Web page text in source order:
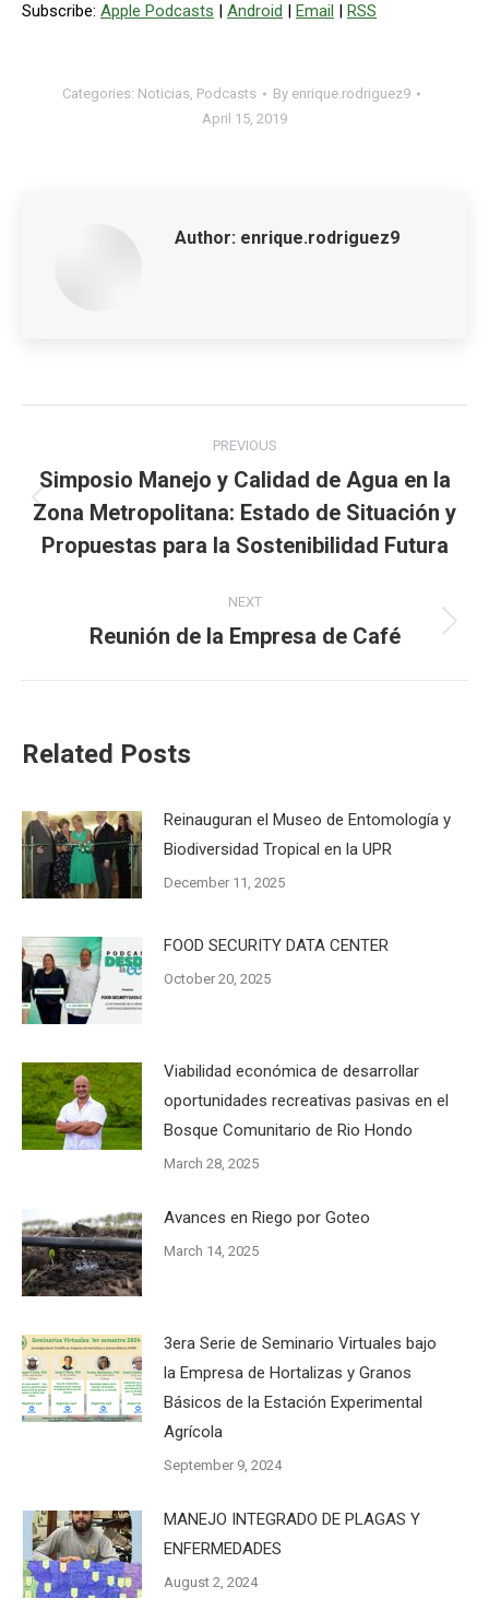
Subscribe: Apple Podcasts | Android | Email | RSS
Categories: Noticias, Podcasts By enrique.rodriguez9
April 15, 2019
Author: enrique.rodriguez9
navigation
PREVIOUS
Previous
post:
Simposio Manejo y Calidad de Agua en la
Zona Metropolitana: Estado de Situación y
Propuestas para la Sostenibilidad Futura
NEXT
Next
Reunión de la Empresa de Café
Related Posts
Reinauguran el Museo de Entomología y
Biodiversidad Tropical en la UPR
December 11, 2025
FOOD SECURITY DATA CENTER
October 20, 2025
Viabilidad económica de desarrollar
oportunidades recreativas pasivas en el
Bosque Comunitario de Rio Hondo
March 28, 2025
Avances en Riego por Goteo
March 14, 2025
3era Serie de Seminario Virtuales bajo
la Empresa de Hortalizas y Granos
Básicos de la Estación Experimental
Agrícola
September 9, 2024
MANEJO INTEGRADO DE PLAGAS Y
ENFERMEDADES
August 2, 2024